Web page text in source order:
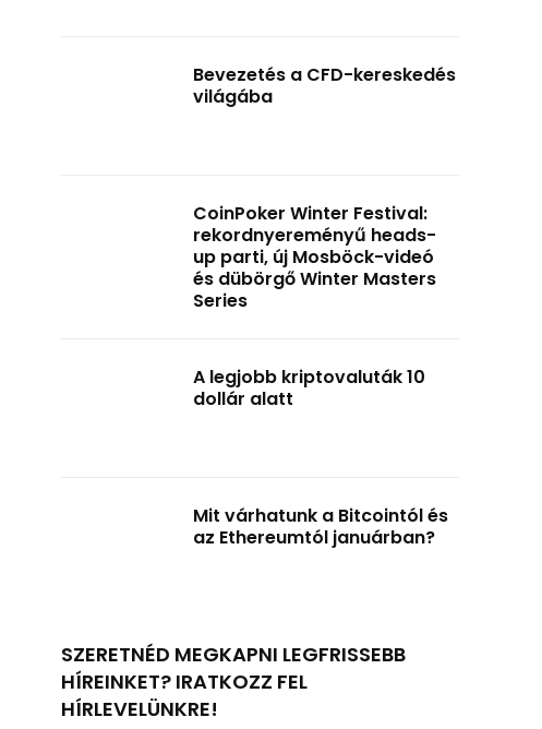
Bevezetés a CFD-kereskedés
világába
CoinPoker Winter Festival:
rekordnyereményű heads-
up parti, új Mosböck-videó
és dübörgő Winter Masters
Series
A legjobb kriptovaluták 10
dollár alatt
Mit várhatunk a Bitcointól és
az Ethereumtól januárban?
SZERETNÉD MEGKAPNI LEGFRISSEBB
HÍREINKET? IRATKOZZ FEL
HÍRLEVELÜNKRE!